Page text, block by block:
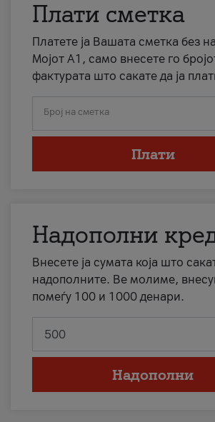
Плати сметка
Платете ја Вашата сметка без
Мојот А1, само внесете го
фактурата што сакате да ја
Број на сметка
Плати
Надополни
Внесете ја сумата која што
надополните. Ве молиме,
помеѓу 100 и 1000 денари.
Надополни